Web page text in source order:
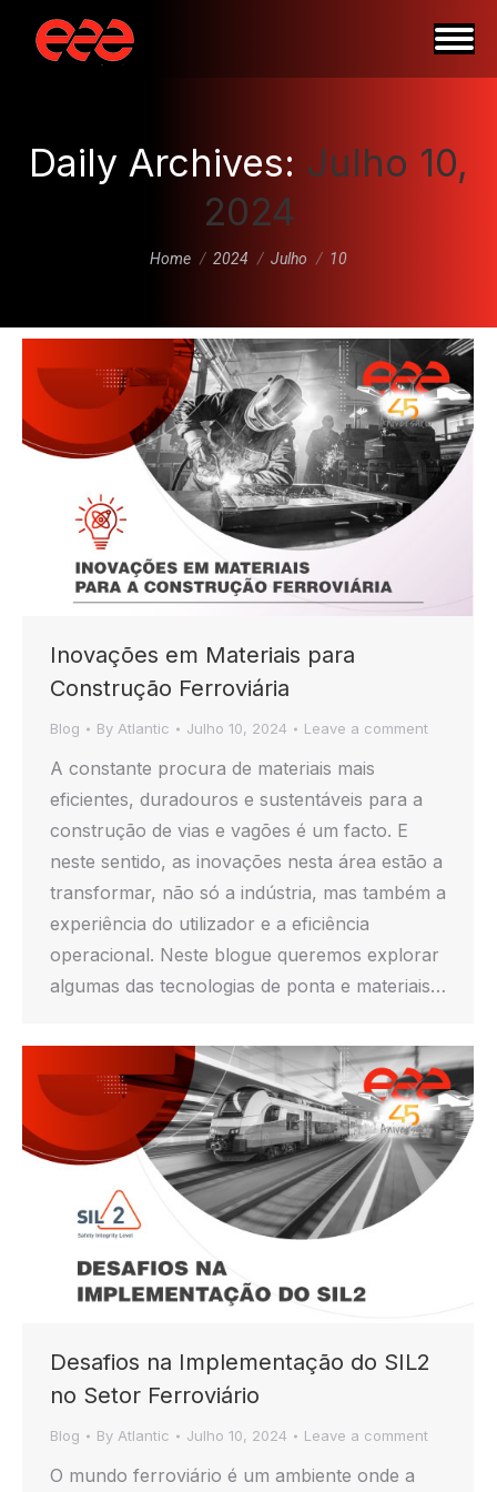
Daily Archives: Julho 10,
2024
You are here:
Home 2024 Julho 10
Inovações em Materiais para
Construção Ferroviária
Blog By Atlantic Julho 10, 2024 Leave a comment
A constante procura de materiais mais
eficientes, duradouros e sustentáveis para a
construção de vias e vagões é um facto. E
neste sentido, as inovações nesta área estão a
transformar, não só a indústria, mas também a
experiência do utilizador e a eficiência
operacional. Neste blogue queremos explorar
algumas das tecnologias de ponta e materiais…
Desafios na Implementação do SIL2
no Setor Ferroviário
Blog By Atlantic Julho 10, 2024 Leave a comment
O mundo ferroviário é um ambiente onde a